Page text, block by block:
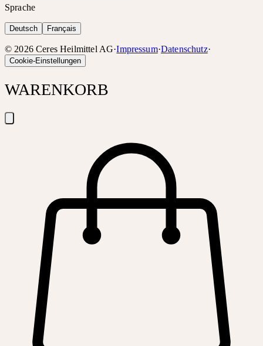
Sprache
Deutsch Français
© 2026 Ceres Heilmittel AG·Impressum·Datenschutz·
Cookie-Einstellungen
WARENKORB